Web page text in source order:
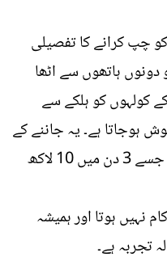
چپ کرانے کا تفصیلی
ہاتھوں سے اٹھا
کے کولہوں کو ہلکے سے
ہوجاتا ہے۔ یہ جاننے کے
لیے اس ویڈیو کو دیکھنا ضرور ہے جسے 3 دن میں 10 لاکھ
نہیں ہوتا اور ہمیشہ